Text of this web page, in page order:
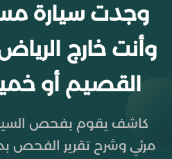
وجدت سيارة
وأنت خارج
القصيم أو
كاشف يقوم بفحص
مرئي وشرح تقرير الفحص